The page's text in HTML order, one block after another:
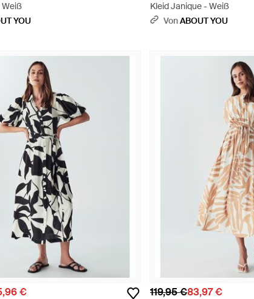
Weiß
YOU
Kleid Janique - Weiß
VonABOUT YOU
€ 119,95 €83,97 €